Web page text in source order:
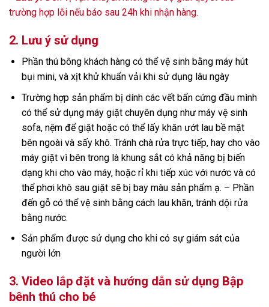
trường hợp lỗi nếu báo sau 24h khi nhận hàng.
2. Lưu ý sử dụng
Phần thú bông khách hàng có thể vệ sinh bằng máy hút
bụi mini, và xịt khử khuẩn vải khi sử dụng lâu ngày
Trường hợp sản phẩm bị dính các vết bẩn cứng đầu mình
có thể sử dụng máy giặt chuyên dụng như máy vệ sinh
sofa, nệm để giặt hoặc có thể lấy khăn ướt lau bề mặt
bên ngoài và sấy khô. Tránh chà rửa trực tiếp, hay cho vào
máy giặt vì bên trong là khung sắt có khả năng bị biến
dạng khi cho vào máy, hoặc rỉ khi tiếp xúc với nước và có
thể phơi khô sau giặt sẽ bị bay màu sản phẩm ạ. – Phần
đến gỗ có thể vệ sinh bằng cách lau khăn, tránh dội rửa
bằng nước.
Sản phẩm được sử dụng cho khi có sự giám sát của
người lớn
3. Video lắp đặt và hướng dẫn sử dụng Bập
bênh thú cho bé